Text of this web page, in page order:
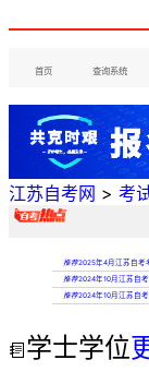
首页 查询系统
江苏自考网 > 考
推荐2025年4月江苏自考
推荐2024年10月江苏自
推荐2024年10月江苏自
 学士学位